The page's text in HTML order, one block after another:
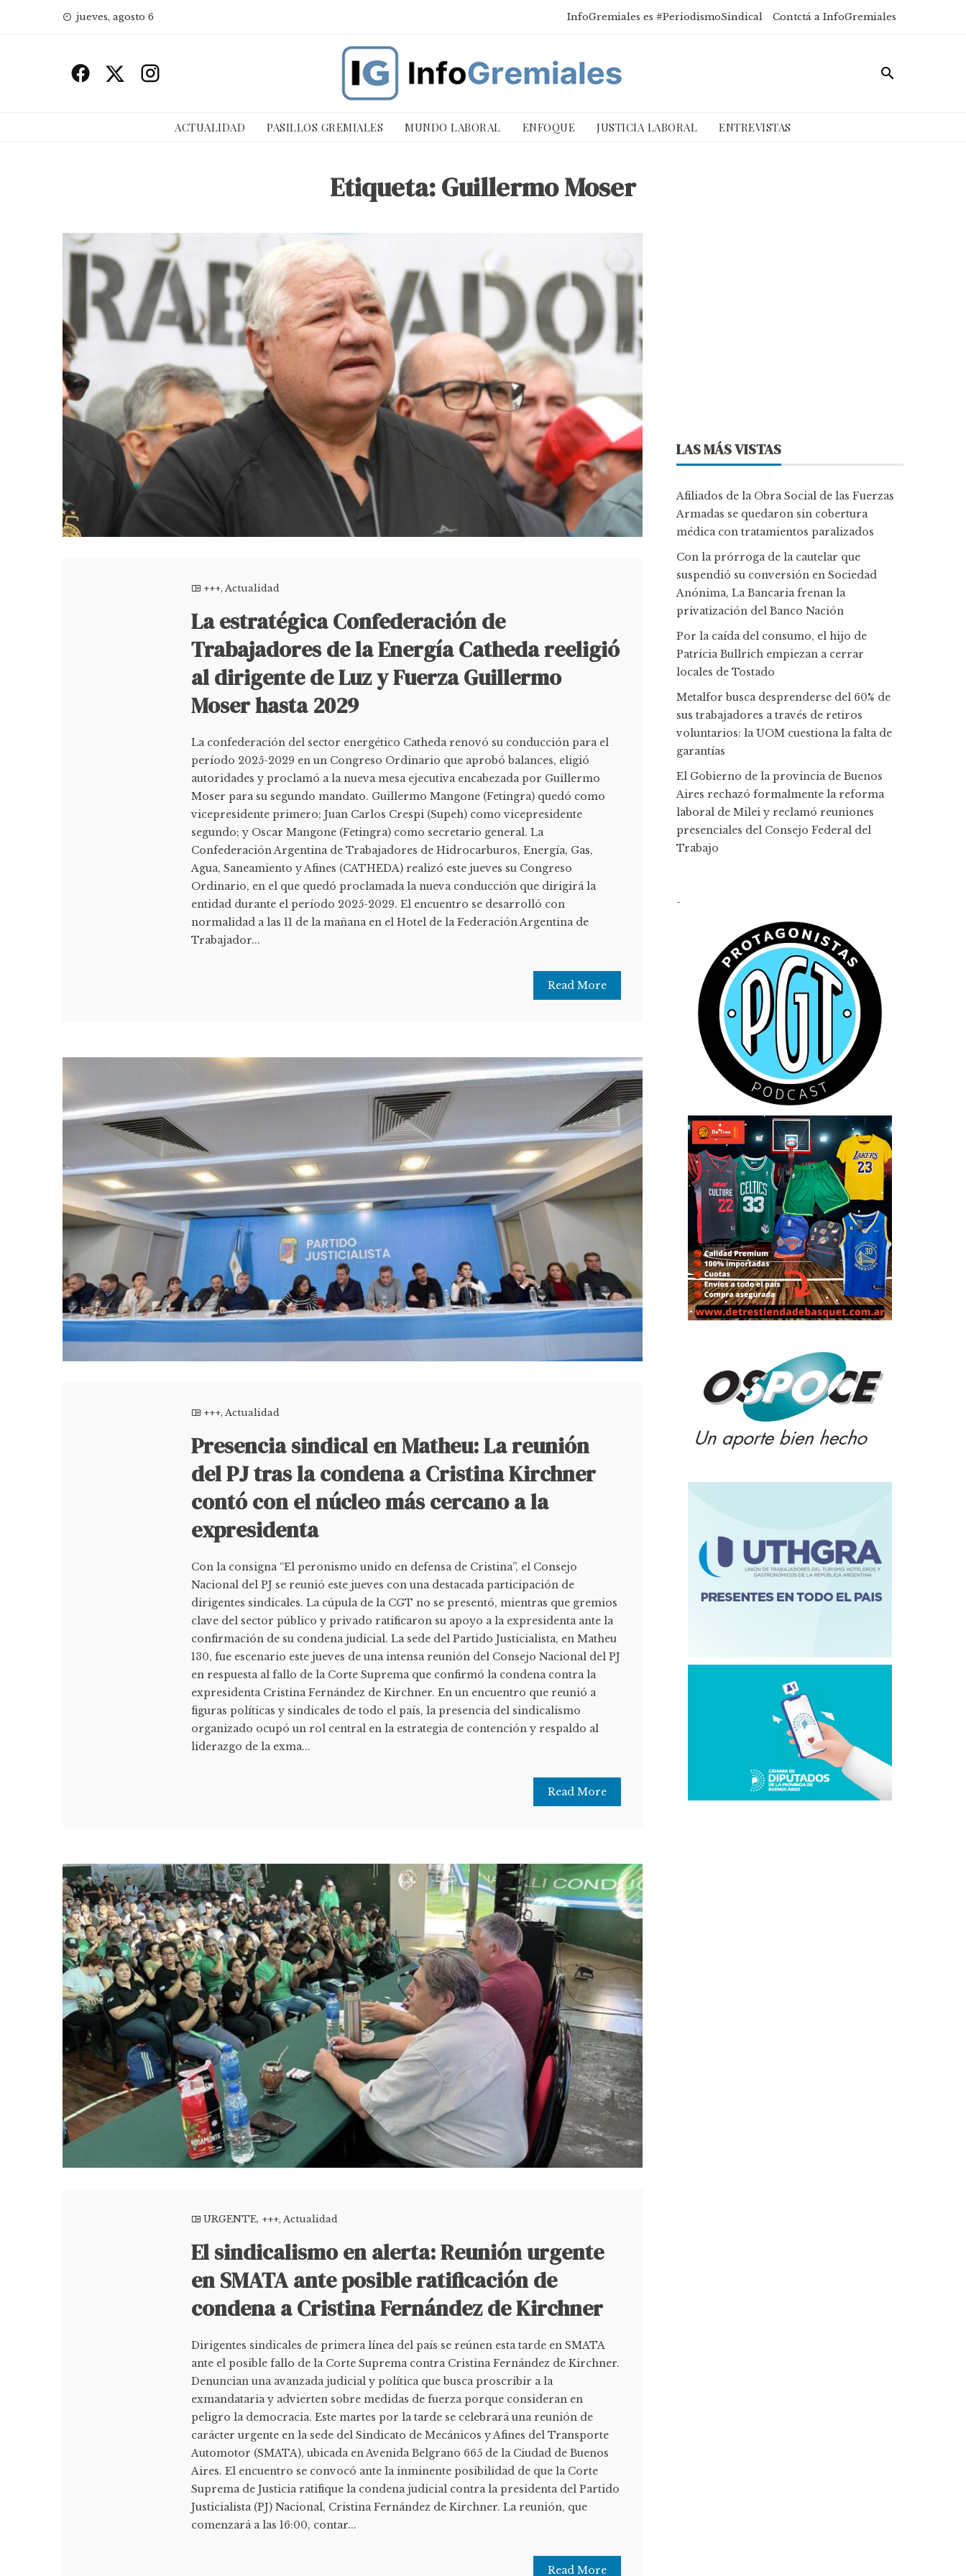
jueves, agosto 6 InfoGremiales es #PeriodismoSindical Contctá a InfoGremiales
ACTUALIDAD PASILLOS GREMIALES MUNDO LABORAL ENFOQUE JUSTICIA LABORAL ENTREVISTAS
Etiqueta:Guillermo Moser
+++,Actualidad
La estratégica Confederación de
Trabajadores de la Energía Catheda reeligió
al dirigente de Luz y Fuerza Guillermo
Moser hasta 2029
La confederación del sector energético Catheda renovó su conducción para el
período 2025-2029 en un Congreso Ordinario que aprobó balances, eligió
autoridades y proclamó a la nueva mesa ejecutiva encabezada por Guillermo
Moser para su segundo mandato. Guillermo Mangone (Fetingra) quedó como
vicepresidente primero; Juan Carlos Crespi (Supeh) como vicepresidente
segundo; y Oscar Mangone (Fetingra) como secretario general. La
Confederación Argentina de Trabajadores de Hidrocarburos, Energía, Gas,
Agua, Saneamiento y Afines (CATHEDA) realizó este jueves su Congreso
Ordinario, en el que quedó proclamada la nueva conducción que dirigirá la
entidad durante el período 2025-2029. El encuentro se desarrolló con
normalidad a las 11 de la mañana en el Hotel de la Federación Argentina de
Trabajador...
Read More
+++,Actualidad
Presencia sindical en Matheu: La reunión
del PJ tras la condena a Cristina Kirchner
contó con el núcleo más cercano a la
expresidenta
Con la consigna “El peronismo unido en defensa de Cristina”, el Consejo
Nacional del PJ se reunió este jueves con una destacada participación de
dirigentes sindicales. La cúpula de la CGT no se presentó, mientras que gremios
clave del sector público y privado ratificaron su apoyo a la expresidenta ante la
confirmación de su condena judicial. La sede del Partido Justicialista, en Matheu
130, fue escenario este jueves de una intensa reunión del Consejo Nacional del PJ
en respuesta al fallo de la Corte Suprema que confirmó la condena contra la
expresidenta Cristina Fernández de Kirchner. En un encuentro que reunió a
figuras políticas y sindicales de todo el país, la presencia del sindicalismo
organizado ocupó un rol central en la estrategia de contención y respaldo al
liderazgo de la exma...
Read More
URGENTE, +++,Actualidad
El sindicalismo en alerta: Reunión urgente
en SMATA ante posible ratificación de
condena a Cristina Fernández de Kirchner
Dirigentes sindicales de primera línea del país se reúnen esta tarde en SMATA
ante el posible fallo de la Corte Suprema contra Cristina Fernández de Kirchner.
Denuncian una avanzada judicial y política que busca proscribir a la
exmandataria y advierten sobre medidas de fuerza porque consideran en
peligro la democracia. Este martes por la tarde se celebrará una reunión de
carácter urgente en la sede del Sindicato de Mecánicos y Afines del Transporte
Automotor (SMATA), ubicada en Avenida Belgrano 665 de la Ciudad de Buenos
Aires. El encuentro se convocó ante la inminente posibilidad de que la Corte
Suprema de Justicia ratifique la condena judicial contra la presidenta del Partido
Justicialista (PJ) Nacional, Cristina Fernández de Kirchner. La reunión, que
comenzará a las 16:00, contar...
Read More
LAS MÁS VISTAS
Afiliados de la Obra Social de las Fuerzas
Armadas se quedaron sin cobertura
médica con tratamientos paralizados
Con la prórroga de la cautelar que
suspendió su conversión en Sociedad
Anónima, La Bancaria frenan la
privatización del Banco Nación
Por la caída del consumo, el hijo de
Patricia Bullrich empiezan a cerrar
locales de Tostado
Metalfor busca desprenderse del 60% de
sus trabajadores a través de retiros
voluntarios: la UOM cuestiona la falta de
garantías
El Gobierno de la provincia de Buenos
Aires rechazó formalmente la reforma
laboral de Milei y reclamó reuniones
presenciales del Consejo Federal del
Trabajo
-